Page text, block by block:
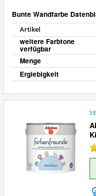
Bunte Wandfarbe
Artikel
weitere Farbtone
verfügbar
Menge
Ergiebigkeit